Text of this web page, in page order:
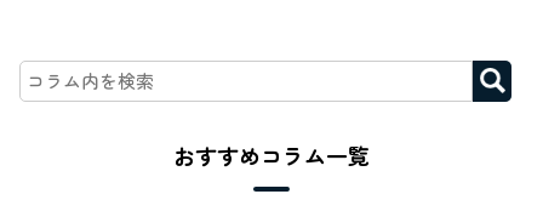
おすすめコラム一覧